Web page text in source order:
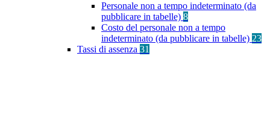
Personale non a tempo indeterminato (da
pubblicare in tabelle) 8
Costo del personale non a tempo
indeterminato (da pubblicare in tabelle) 23
Tassi di assenza 31